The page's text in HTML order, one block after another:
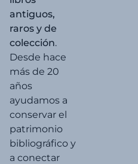
antiguos,
raros y de
colección.
Desde hace
más de 20
años
ayudamos a
conservar el
patrimonio
bibliográfico y
a conectar